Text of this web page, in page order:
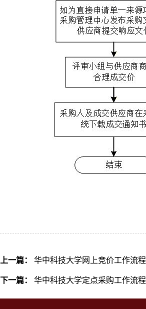
上一篇： 华中科技大学网上竞价工作流程
下一篇： 华中科技大学定点采购工作流程